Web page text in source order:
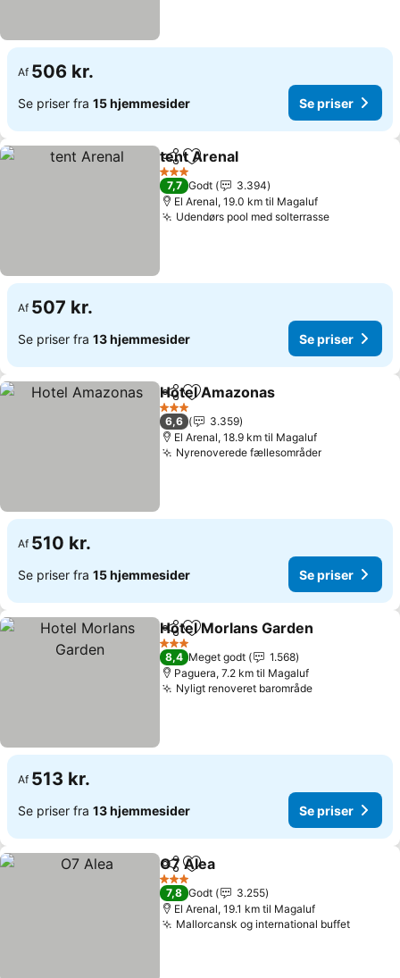
Af 506 kr.
Se priser fra 15 hjemmesider Se priser
Del Føj til favoritter
tent Arenal
3 Stjerner
7,7 Godt
3.394
El Arenal, 19.0 km til Magaluf
Udendørs pool med solterrasseSe priser
Af 507 kr.
Se priser fra 13 hjemmesider Se priser
Del Føj til favoritter
Hotel Amazonas
3 Stjerner
6,6
3.359
El Arenal, 18.9 km til Magaluf
Nyrenoverede fællesområderSe priser
Af 510 kr.
Se priser fra 15 hjemmesider Se priser
Del Føj til favoritter
Hotel Morlans Garden
3 Stjerner
8,4 Meget godt
1.568
Paguera, 7.2 km til Magaluf
Nyligt renoveret barområdeSe priser
Af 513 kr.
Se priser fra 13 hjemmesider Se priser
Del Føj til favoritter
O7 Alea
3 Stjerner
7,8 Godt
3.255
El Arenal, 19.1 km til Magaluf
Mallorcansk og international buffetSe